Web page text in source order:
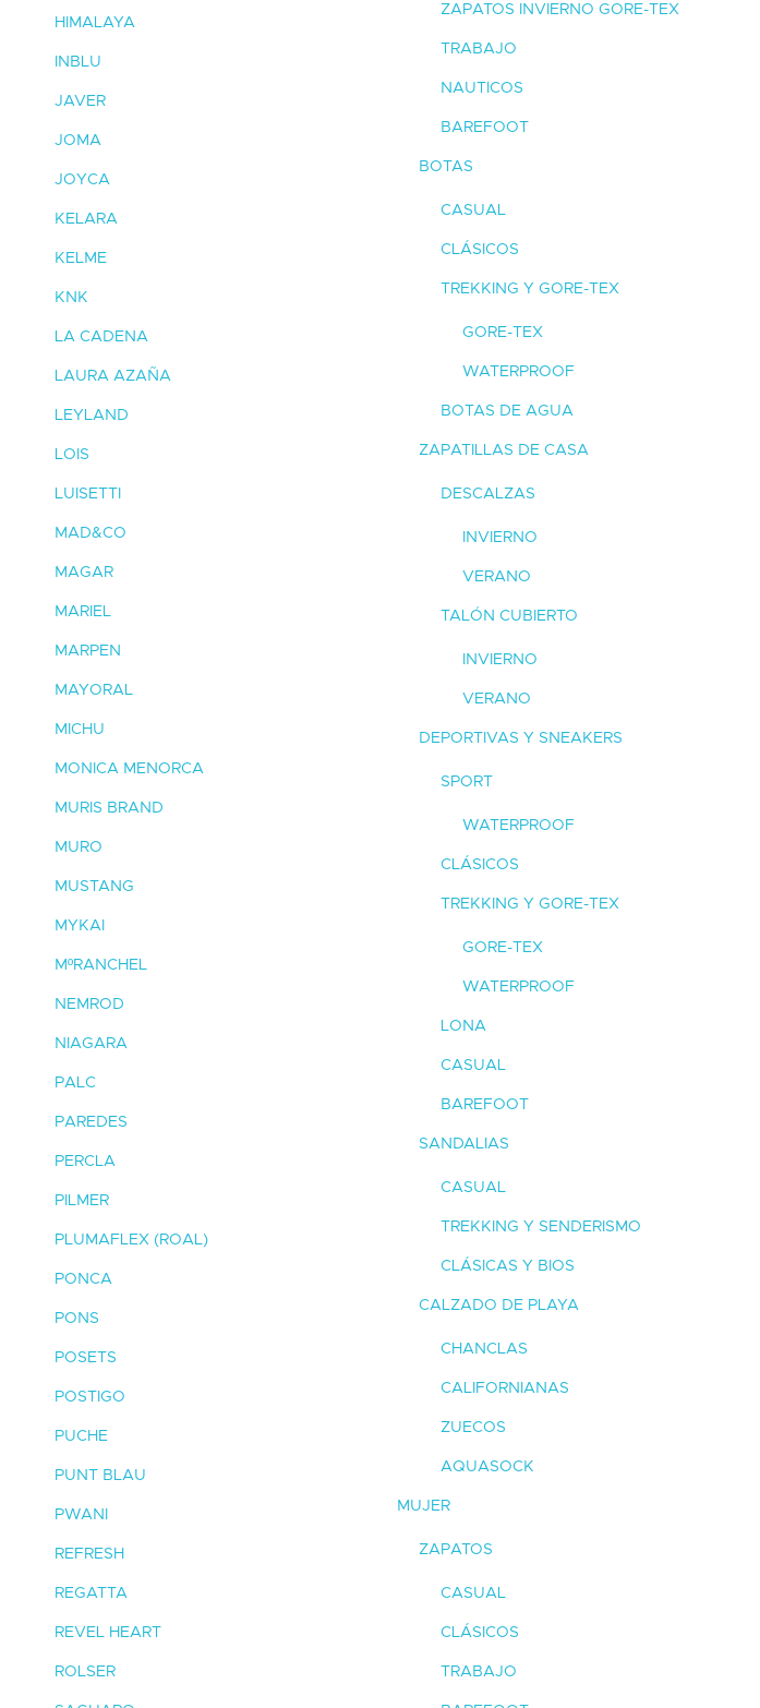
HIMALAYA
INBLU
JAVER
JOMA
JOYCA
KELARA
KELME
KNK
LA CADENA
LAURA AZAÑA
LEYLAND
LOIS
LUISETTI
MAD&CO
MAGAR
MARIEL
MARPEN
MAYORAL
MICHU
MONICA MENORCA
MURIS BRAND
MURO
MUSTANG
MYKAI
MºRANCHEL
NEMROD
NIAGARA
PALC
PAREDES
PERCLA
PILMER
PLUMAFLEX (ROAL)
PONCA
PONS
POSETS
POSTIGO
PUCHE
PUNT BLAU
PWANI
REFRESH
REGATTA
REVEL HEART
ROLSER
ZAPATOS INVIERNO GORE-TEX
TRABAJO
NAUTICOS
BAREFOOT
BOTAS
CASUAL
CLÁSICOS
TREKKING Y GORE-TEX
GORE-TEX
WATERPROOF
BOTAS DE AGUA
ZAPATILLAS DE CASA
DESCALZAS
INVIERNO
VERANO
TALÓN CUBIERTO
INVIERNO
VERANO
DEPORTIVAS Y SNEAKERS
SPORT
WATERPROOF
CLÁSICOS
TREKKING Y GORE-TEX
GORE-TEX
WATERPROOF
LONA
CASUAL
BAREFOOT
SANDALIAS
CASUAL
TREKKING Y SENDERISMO
CLÁSICAS Y BIOS
CALZADO DE PLAYA
CHANCLAS
CALIFORNIANAS
ZUECOS
AQUASOCK
MUJER
ZAPATOS
CASUAL
CLÁSICOS
TRABAJO